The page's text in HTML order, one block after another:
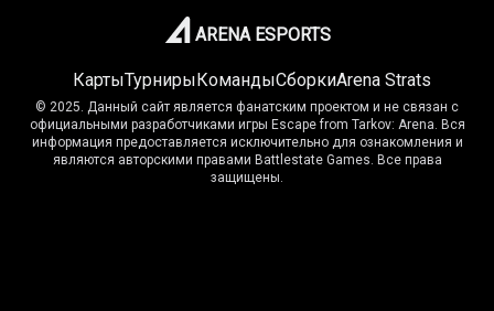
ARENA ESPORTS
КартыТурнирыКомандыСборкиArena Strats
© 2025. Данный сайт является фанатским проектом и не связан с
официальными разработчиками игры Escape from Tarkov: Arena. Вся
информация предоставляется исключительно для ознакомления и
являются авторскими правами Battlestate Games. Все права
защищены.